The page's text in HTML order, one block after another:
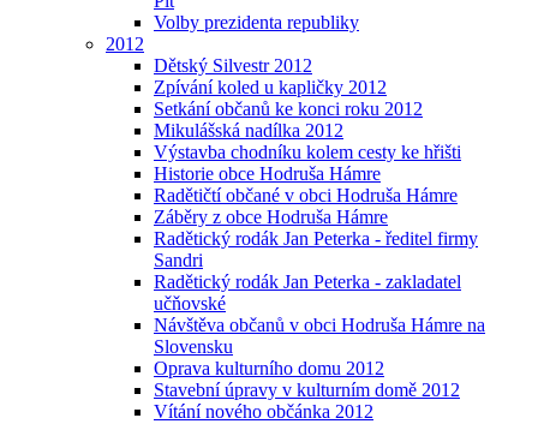
Volby prezidenta republiky
2012
Dětský Silvestr 2012
Zpívání koled u kapličky 2012
Setkání občanů ke konci roku 2012
Mikulášská nadílka 2012
Výstavba chodníku kolem cesty ke hřišti
Historie obce Hodruša Hámre
Radětičtí občané v obci Hodruša Hámre
Záběry z obce Hodruša Hámre
Radětický rodák Jan Peterka - ředitel firmy
Sandri
Radětický rodák Jan Peterka - zakladatel
učňovské
Návštěva občanů v obci Hodruša Hámre na
Slovensku
Oprava kulturního domu 2012
Stavební úpravy v kulturním domě 2012
Vítání nového občánka 2012